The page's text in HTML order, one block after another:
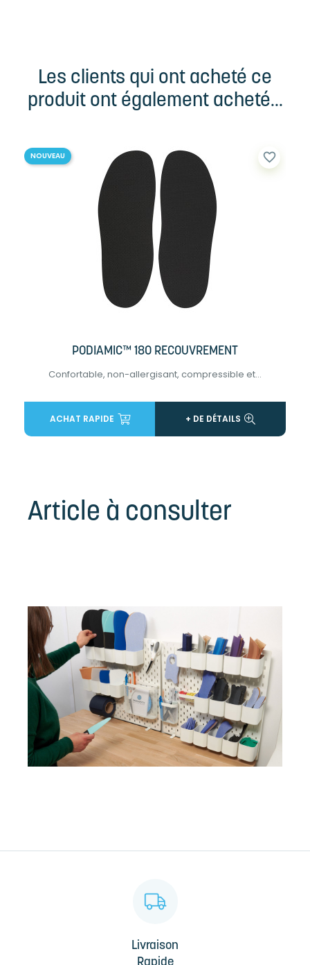
Les clients qui ont acheté ce
produit ont également acheté...
PODIAMIC™ 180 RECOUVREMENT
Confortable, non-allergisant, compressible et...
favorite_border
NOUVEAU
ACHAT RAPIDE + DE DÉTAILS
Article à consulter
Livraison
Rapide